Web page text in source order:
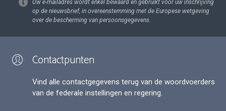
Uw e-mailadres wordt enkel bewaard en gebruikt voor uw inschrijving
op de nieuwsbrief, in overeenstemming met de Europese wetgeving
over de bescherming van persoonsgegevens.
Contactpunten
Vind alle contactgegevens terug van de woordvoerders
van de federale instellingen en regering.